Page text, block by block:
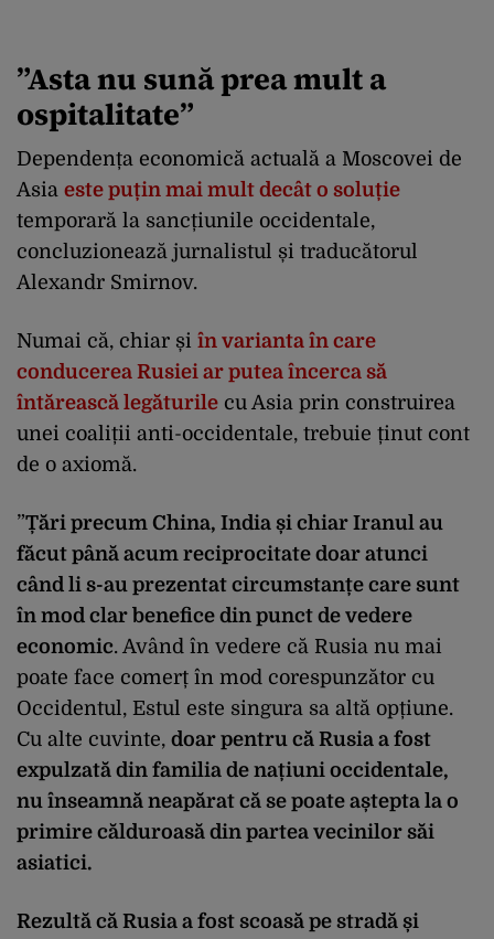
”Asta nu sună prea mult a
ospitalitate”
Dependența economică actuală a Moscovei de
Asia este puțin mai mult decât o soluție
temporară la sancțiunile occidentale,
concluzionează jurnalistul și traducătorul
Alexandr Smirnov.
Numai că, chiar și în varianta în care
conducerea Rusiei ar putea încerca să
întărească legăturile cu Asia prin construirea
unei coaliții anti-occidentale, trebuie ținut cont
de o axiomă.
”Țări precum China, India și chiar Iranul au
făcut până acum reciprocitate doar atunci
când li s-au prezentat circumstanțe care sunt
în mod clar benefice din punct de vedere
economic. Având în vedere că Rusia nu mai
poate face comerț în mod corespunzător cu
Occidentul, Estul este singura sa altă opțiune.
Cu alte cuvinte, doar pentru că Rusia a fost
expulzată din familia de națiuni occidentale,
nu înseamnă neapărat că se poate aștepta la o
primire călduroasă din partea vecinilor săi
asiatici.
Rezultă că Rusia a fost scoasă pe stradă și